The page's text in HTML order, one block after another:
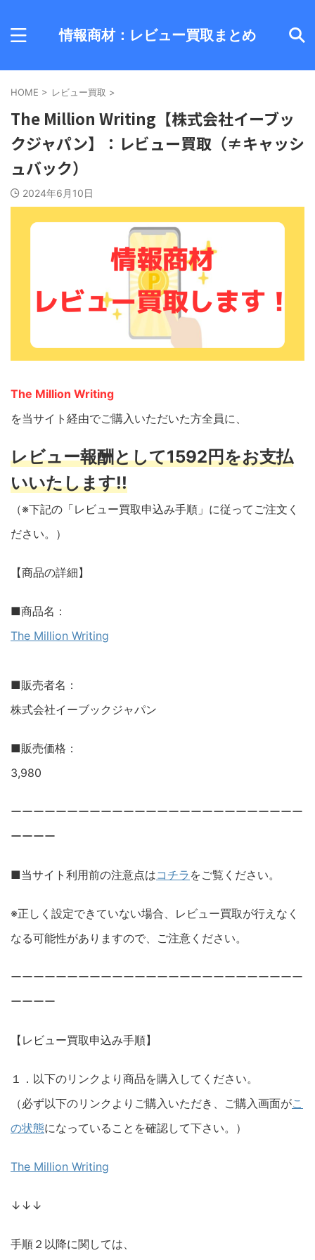
情報商材：レビュー買取まとめ
HOME > レビュー買取 >
The Million Writing【株式会社イーブッ
クジャパン】：レビュー買取（≠キャッシ
ュバック）
2024年6月10日
The Million Writing
を当サイト経由でご購入いただいた方全員に、
レビュー報酬として1592円をお支払
いいたします!!
（※下記の「レビュー買取申込み手順」に従ってご注文く
ださい。）
【商品の詳細】
■商品名：
The Million Writing
■販売者名：
株式会社イーブックジャパン
■販売価格：
3,980
ーーーーーーーーーーーーーーーーーーーーーーーーーー
ーーーー
■当サイト利用前の注意点はコチラ をご覧ください。
※正しく設定できていない場合、レビュー買取が行えなく
なる可能性がありますので、ご注意ください。
ーーーーーーーーーーーーーーーーーーーーーーーーーー
ーーーー
【レビュー買取申込み手順】
１．以下のリンクより商品を購入してください。
（必ず以下のリンクよりご購入いただき、ご購入画面がこ
の状態になっていることを確認して下さい。）
The Million Writing
↓↓↓
手順２以降に関しては、